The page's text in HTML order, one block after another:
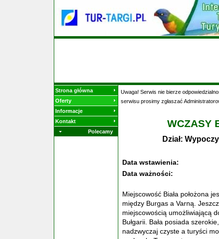
Strona główna
Oferty
Informacje
Kontakt
Polecamy
Uwaga! Serwis nie bierze
serwisu prosimy zgłaszać
WCZASY
Dział:
Data wstawienia:
Data ważności:
Miejscowość Biała położona
między Burgas a Varną.
miejscowością umożliwiającą
Bułgarii. Bała posiada
nadzwyczaj czyste a turyści